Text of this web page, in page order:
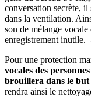
conversation secrète,
dans la ventilation.
son de mélange
enregistrement inutile.
Pour une protection
vocales des
brouillera dans le but
rendra ainsi le